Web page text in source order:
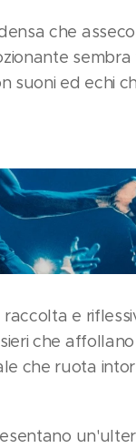
che
suoni ed echi
e
che
che ruota